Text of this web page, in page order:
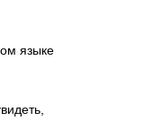
языке